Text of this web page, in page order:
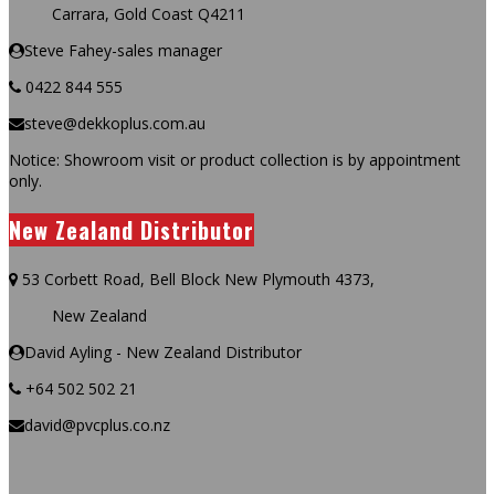
Carrara, Gold Coast Q4211
Steve Fahey-sales manager
0422 844 555
steve@dekkoplus.com.au
Notice: Showroom visit or product collection is by appointment
only.
New Zealand Distributor
53 Corbett Road, Bell Block New Plymouth 4373,
New Zealand
David Ayling - New Zealand Distributor
+64 502 502 21
david@pvcplus.co.nz